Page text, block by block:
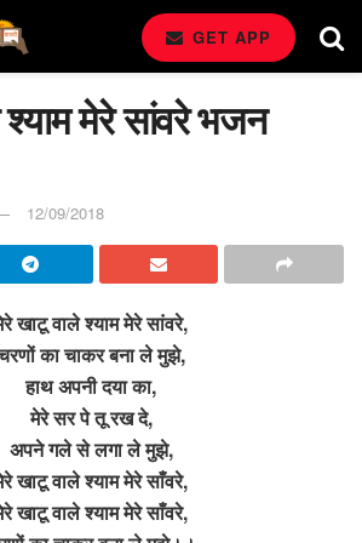
GET APP
मेरे सांवरे भजन
12/09/2018
खाटू वाले श्याम मेरे सांवरे,
का चाकर बना ले मुझे,
हाथ अपनी दया का,
मेरे सर पे तू रख दे,
अपने गले से लगा ले मुझे,
खाटू वाले श्याम मेरे साँवरे,
खाटू वाले श्याम मेरे साँवरे,